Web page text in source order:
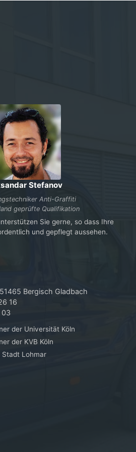
Stefanov
Anti-Graffiti
geprüfte Qualifikation
Sie gerne, so dass Ihre
und gepflegt aussehen.
Bergisch Gladbach
16
03
der Universität Köln
der KVB Köln
Stadt Lohmar